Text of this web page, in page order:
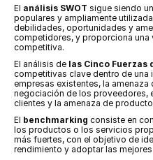
El análisis SWOT sigue siendo
populares y ampliamente
debilidades, oportunidades y
competidores, y proporciona una
competitiva.
El análisis de las Cinco Fuerzas
competitivas clave dentro de una
empresas existentes, la
negociación de los proveedores,
clientes y la amenaza de
El benchmarking consiste en
los productos o los servicios
más fuertes, con el objetivo de
rendimiento y adoptar las